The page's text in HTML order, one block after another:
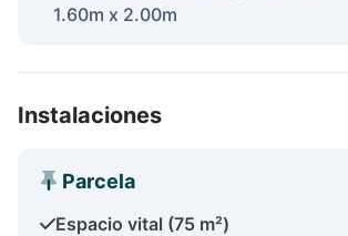
1.60m x 2.00m
Instalaciones
Parcela
Espacio vital (75 m²)